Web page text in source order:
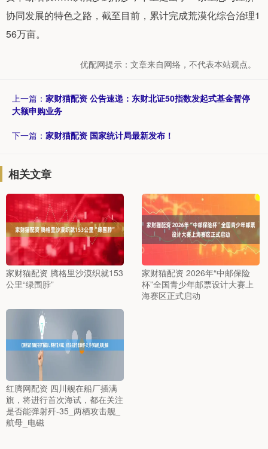
协同发展的特色之路，截至目前，累计完成荒漠化综合治理1
56万亩。
优配网提示：文章来自网络，不代表本站观点。
上一篇： 家财猫配资 公告速递：东财北证50指数发起式基金暂停
大额申购业务
下一篇： 家财猫配资 国家统计局最新发布！
相关文章
家财猫配资 腾格里沙漠织就153
公里“绿围脖”
家财猫配资 2026年“中邮保险
杯”全国青少年邮票设计大赛上
海赛区正式启动
红腾网配资 四川舰在船厂插满
旗，将进行首次海试，都在关注
是否能弹射歼-35_两栖攻击舰_
航母_电磁